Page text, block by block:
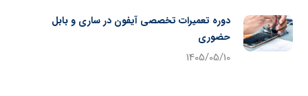
دوره تعمیرات تخصصی آیفون در ساری و بابل
حضوری
1405/05/10